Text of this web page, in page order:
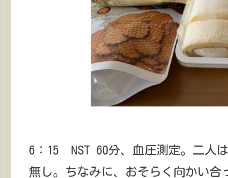
6：15 NST 60分、血圧測定。二人
無し。ちなみに、おそらく向かい合